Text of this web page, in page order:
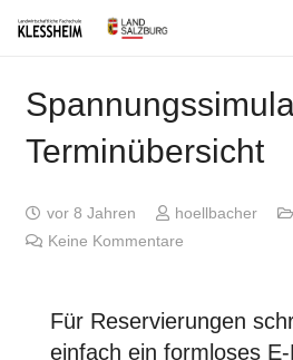
Terminübersicht
vor 8 Jahren hoellbacher
Keine Kommentare
Für Reservierungen
einfach ein formloses E-